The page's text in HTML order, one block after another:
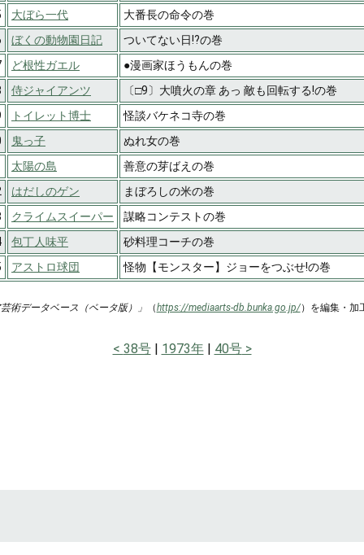
大ぼら一代
大番長の命令の巻
ぼくの動物園日記
ついてない日!?の巻
ど根性ガエル
●漫画家ほうもんの巻
侍ジャイアンツ
〔□9〕大噴火の章 あっ 敵も回転する!の巻
トイレット博士
怪談バケネコ寺の巻
鬼っ子
ぬれ女の巻
太陽の島
善意の芽ばえの巻
はだしのゲン
まぼろしの米の巻
クライムスイーパー
謀略コンテストの巻
包丁人味平
砂料理コーチの巻
アストロ球団 怪物【モンスター】ジョーをつぶせ!の巻
術データベース（ベータ版）」 （https://mediaarts-db.bunka.go.jp/）を編集・加
38号 1973年 40号